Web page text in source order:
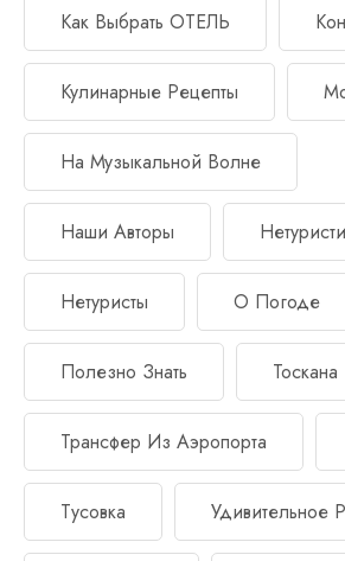
Как Выбрать ОТЕЛЬ
Кулинарные Рецепты
На Музыкальной Волне
Наши Авторы
Нетуристы О Погоде
Полезно Знать Тоскана
Трансфер Из Аэропорта
Тусовка Удивительное